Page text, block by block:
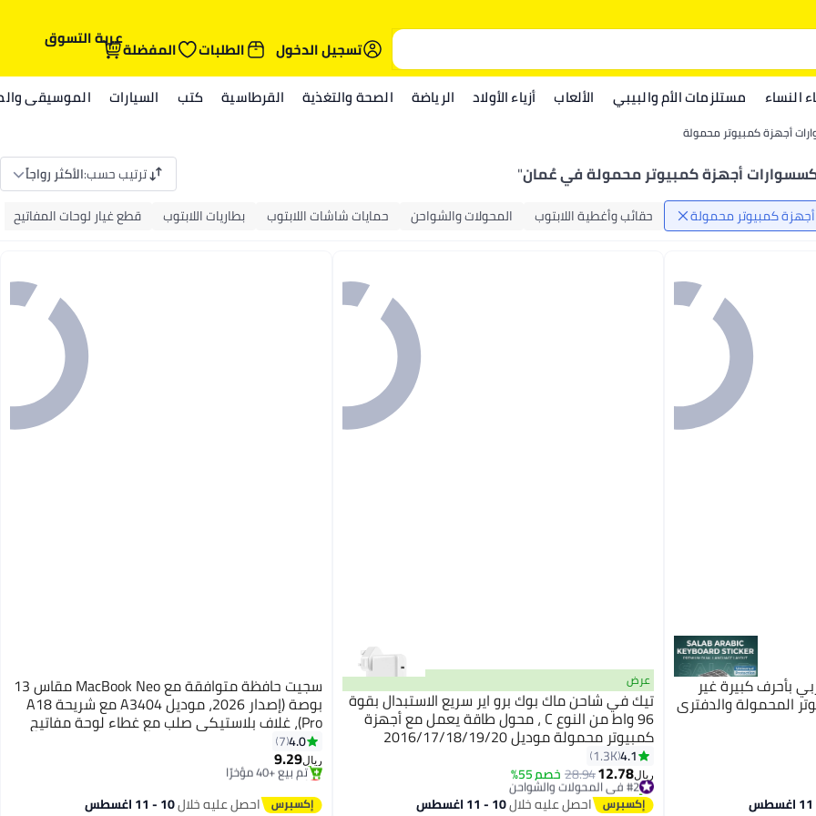
تسجيل الدخول
الطلبات المفضلةعربة التسوق
النساء مستلزمات الأم والبيبي الألعاب أزياء الأولاد الرياضة الصحة والتغذية القرطاسية كتب السيارات الموسيقى
أجهزة كمبيوتر محمولة
أجهزة كمبيوتر محمولة في عُمان" ترتيب حسب:الأكثر رواجاً
كمبيوتر محمولة حقائب وأغطية اللابتوب المحولات والشواحن حمايات شاشات اللابتوب بطاريات اللابتوب قطع غيار لوحات المفاتيح
بأحرف كبيرة غير
المحمولة والدفتري
عرض
تيك في شاحن ماك بوك برو اير سريع الاستبدال بقوة
96 واط من النوع C ، محول طاقة يعمل مع أجهزة
كمبيوتر محمولة موديل 2016/17/18/19/20
مقاس 13 ، 14 ، 15 ، 16 بوصة ، أجهزة كمبيوتر
محمولة وعلامات تبويب وهواتف ذكية ، شاحن
Thunderbolt مع كابل USB C ، iPhone 15
4.1
1.3K
ريال12.78
28.94خصم 55% #2 في المحولات والشواحن
تم بيع +70 مؤخرًا
#2 في المحولات والشواحن احصل عليه خلال10 - 11 اغسطس
سجيت حافظة متوافقة مع MacBook Neo مقاس 13
بوصة (إصدار 2026، موديل A3404 مع شريحة A18
Pro)، غلاف بلاستيكي صلب مع غطاء لوحة مفاتيح
لحماية MacBook Neo 13 بوصة، شفاف كريستالي
4.0
7
ريال9.29
أقل سعر في 30 يوم
باقي 1 وحدات في المخزون
تم بيع +40 مؤخرًا احصل عليه خلال10 - 11 اغسطس